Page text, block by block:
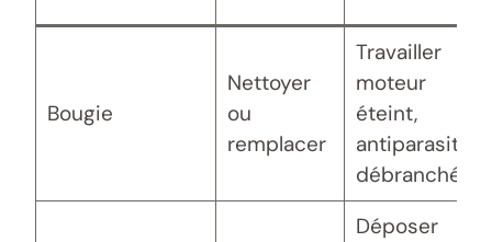
Bougie
Nettoyer
ou
remplacer
Travailler
moteur
éteint,
antiparasite
débranché
Déposer